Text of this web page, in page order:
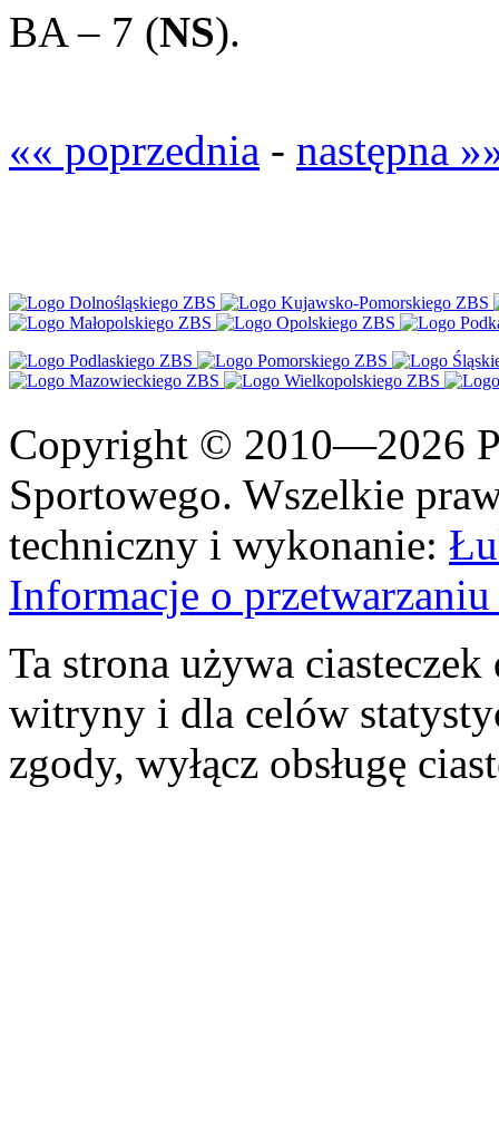
BA – 7 (NS).
«« poprzednia - następna
Copyright © 2010—2026
Sportowego. Wszelkie
techniczny i wykonanie:
Informacje o
Ta strona używa
witryny i dla celów
zgody, wyłącz obsługę